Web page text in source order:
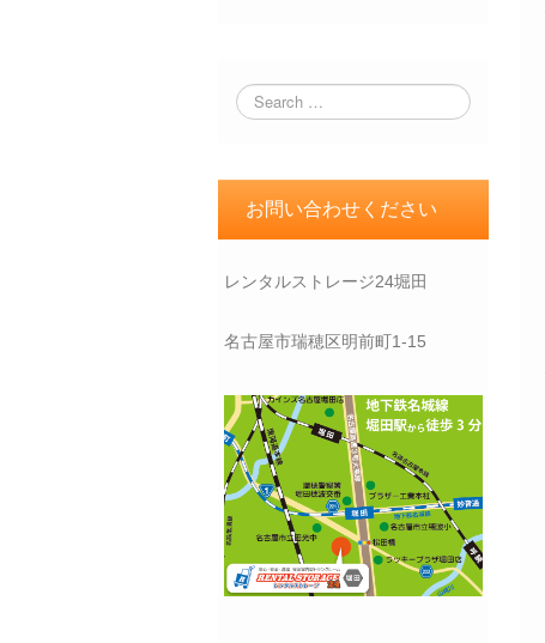
お問い合わせください
レンタルストレージ24堀田
名古屋市瑞穂区明前町1-15